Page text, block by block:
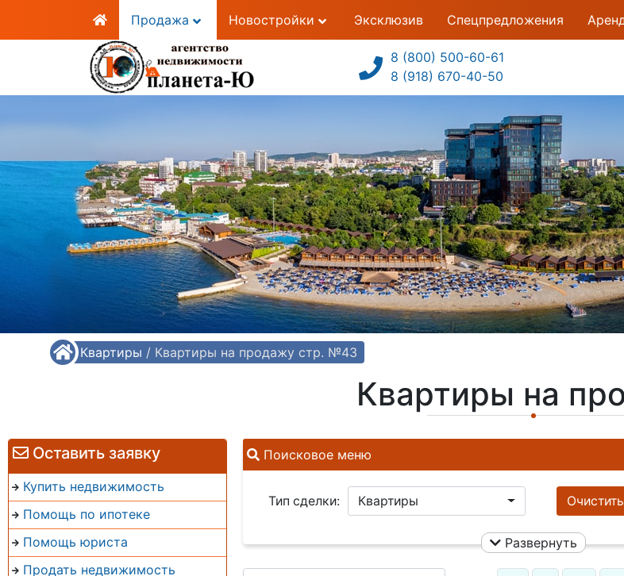
Продажа Новостройки Эксклюзив Спецпредложения
8 (800) 500-60-61
8 (918) 670-40-50
/ Квартиры / Квартиры на продажу стр. №43
Квартиры на
Оставить заявку
Купить недвижимость
Помощь по ипотеке
Помощь юриста
Продать недвижимость
Поисковое меню
Тип сделки: Квартиры Очистить
Развернуть